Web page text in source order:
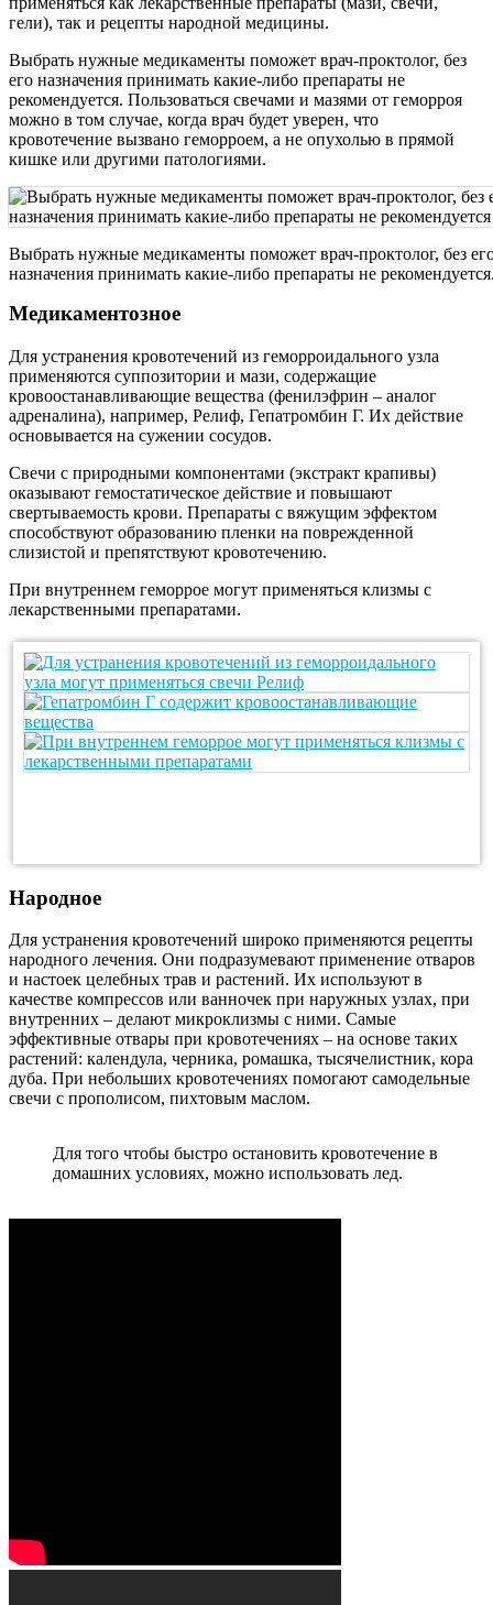
гели), так и рецепты народной медицины.
Выбрать нужные медикаменты поможет врач-проктолог, без
его назначения принимать какие-либо препараты не
рекомендуется. Пользоваться свечами и мазями от геморроя
можно в том случае, когда врач будет уверен, что
кровотечение вызвано геморроем, а не опухолью в прямой
кишке или другими патологиями.
Выбрать нужные медикаменты поможет врач-проктолог, без
назначения принимать какие-либо препараты не
Медикаментозное
Для устранения кровотечений из геморроидального узла
применяются суппозитории и мази, содержащие
кровоостанавливающие вещества (фенилэфрин – аналог
адреналина), например, Релиф, Гепатромбин Г. Их действие
основывается на сужении сосудов.
Свечи с природными компонентами (экстракт крапивы)
оказывают гемостатическое действие и повышают
свертываемость крови. Препараты с вяжущим эффектом
способствуют образованию пленки на поврежденной
слизистой и препятствуют кровотечению.
При внутреннем геморрое могут применяться клизмы с
лекарственными препаратами.
Народное
Для устранения кровотечений широко применяются рецепты
народного лечения. Они подразумевают применение отваров
и настоек целебных трав и растений. Их используют в
качестве компрессов или ванночек при наружных узлах, при
внутренних – делают микроклизмы с ними. Самые
эффективные отвары при кровотечениях – на основе таких
растений: календула, черника, ромашка, тысячелистник, кора
дуба. При небольших кровотечениях помогают самодельные
свечи с прополисом, пихтовым маслом.
Для того чтобы быстро остановить кровотечение в
домашних условиях, можно использовать лед.